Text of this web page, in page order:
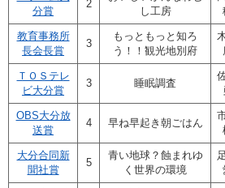
分賞
2
し工房
教育事務所
長会長賞
3
もっともっと知ろ
う！！観光地別府
ＴＯＳテレ
ビ大分賞
3 睡眠調査
OBS大分放
送賞
4 早ね早起き朝ごはん
大分合同新
聞社賞
5
青い地球？蝕まれゆ
く世界の環境